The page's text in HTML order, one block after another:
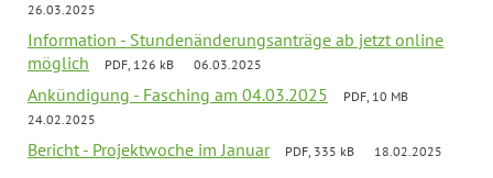
26.03.2025
Information - Stundenänderungsanträge ab jetzt online
möglich
PDF, 126 kB 06.03.2025
Ankündigung - Fasching am 04.03.2025
PDF, 10 MB
24.02.2025
Bericht - Projektwoche im Januar PDF, 335 kB 18.02.2025